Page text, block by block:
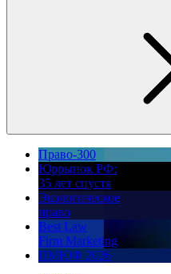
Право-300
Юррынок РФ:
35 лет спустя
Экологическое
право
Best Law
Firm Marketing
ПМЮФ 2026